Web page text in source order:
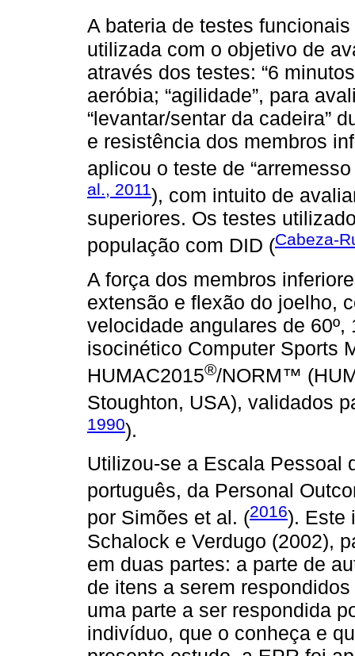
A bateria de testes
utilizada com o objetivo de
através dos testes: “6
aeróbia; “agilidade”, para
“levantar/sentar da cadeira”
e resistência dos membros
aplicou o teste de
al., 2011), com intuito de
superiores. Os testes
população com DID (Cabeza-
A força dos membros
extensão e flexão do joelho,
velocidade angulares de 60º,
isocinético Computer Sports
HUMAC2015®/NORM™
Stoughton, USA), validados
1990).
Utilizou-se a Escala
português, da Personal
por Simões et al. (2016). Este
Schalock e Verdugo (2002),
em duas partes: a parte de
de itens a serem
uma parte a ser respondida
indivíduo, que o conheça e